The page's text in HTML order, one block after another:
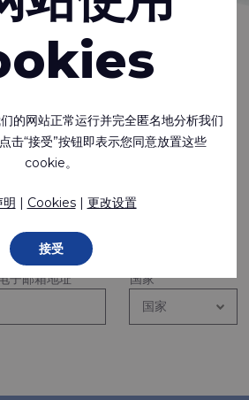
关注并注
通讯
子邮箱地址* 国家*
的网站正常运行并完全匿名地分析我们
击“接受”按钮即表示您同意放置这些
cookie。
明 | Cookies| 更改设置
接受